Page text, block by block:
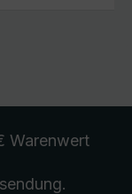
Warenwert
.